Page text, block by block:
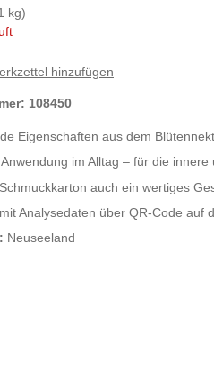
kg)
hinzufügen
108450
Eigenschaften aus dem
im Alltag – für die
auch ein wertiges
Analysedaten über QR-Code auf
Neuseeland